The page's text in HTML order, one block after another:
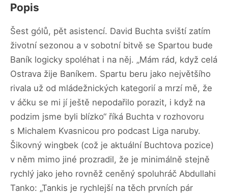
Popis
Šest gólů, pět asistencí. David Buchta sviští zatím
životní sezonou a v sobotní bitvě se Spartou bude
Baník logicky spoléhat i na něj. „Mám rád, když celá
Ostrava žije Baníkem. Spartu beru jako největšího
rivala už od mládežnických kategorií a mrzí mě, že
v áčku se mi jí ještě nepodařilo porazit, i když na
podzim jsme byli blízko“ říká Buchta v rozhovoru
s Michalem Kvasnicou pro podcast Liga naruby.
Šikovný wingbek (což je aktuální Buchtova pozice)
v něm mimo jiné prozradil, že je minimálně stejně
rychlý jako jeho rovněž ceněný spoluhráč Abdullahi
Tanko: „Tankis je rychlejší na těch prvních pár